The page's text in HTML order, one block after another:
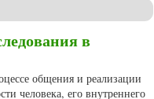
в
общения и реализации
человека, его внутреннего